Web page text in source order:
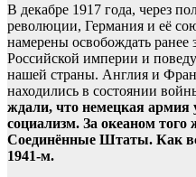
В декабре 1917 года, через
революции, Германия и её
намерены освобождать ранее
Российской империи и
нашей страны. Англия и
находились в состоянии
ждали, что немецкая армия
социализм. За океаном того
Соединённые Штаты. Как
1941-м.